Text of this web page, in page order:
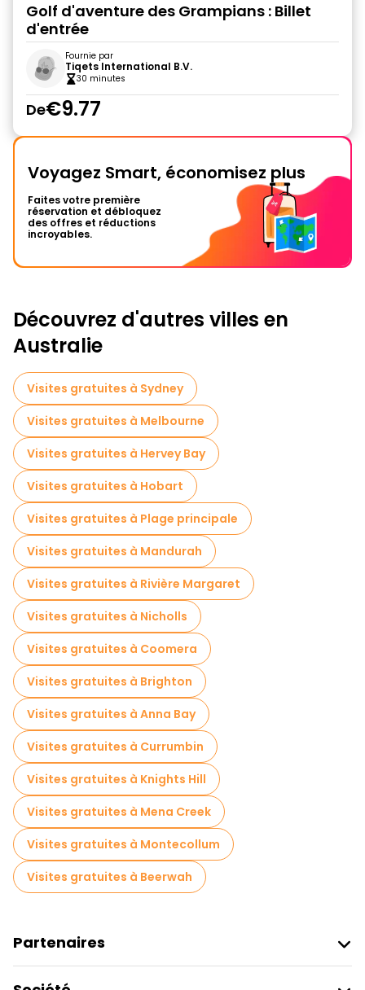
Golf d'aventure des Grampians : Billet
d'entrée
Fournie par
Tiqets International B.V.
30 minutes
De€9.77
Voyagez Smart, économisez plus
Faites votre première
réservation et débloquez
des offres et réductions
incroyables.
Découvrez d'autres villes en
Australie
Visites gratuites à Sydney
Visites gratuites à Melbourne
Visites gratuites à Hervey Bay
Visites gratuites à Hobart
Visites gratuites à Plage principale
Visites gratuites à Mandurah
Visites gratuites à Rivière Margaret
Visites gratuites à Nicholls
Visites gratuites à Coomera
Visites gratuites à Brighton
Visites gratuites à Anna Bay
Visites gratuites à Currumbin
Visites gratuites à Knights Hill
Visites gratuites à Mena Creek
Visites gratuites à Montecollum
Visites gratuites à Beerwah
Partenaires